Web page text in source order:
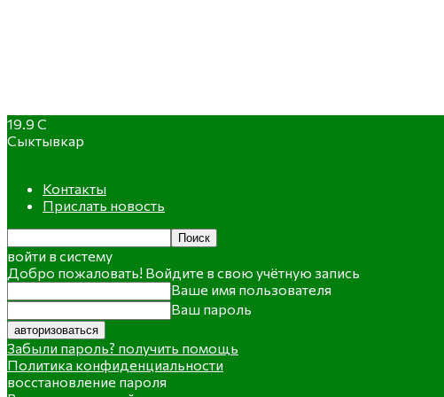
19.9 C
Сыктывкар
Контакты
Прислать новость
войти в систему
Добро пожаловать! Войдите в свою учётную запись
Ваше имя пользователя
Ваш пароль
Забыли пароль? получить помощь
Политика конфиденциальности
восстановление пароля